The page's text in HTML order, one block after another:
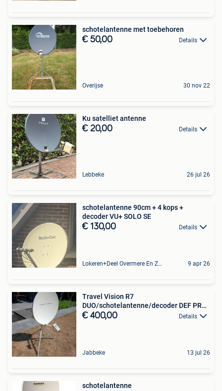
schotelantenne met toebehoren
€ 50,00 Details
Overijse 30 nov 22
Ku satelliet antenne
€ 20,00 Details
Lebbeke 26 jul 26
schotelantenne 90cm + 4 kops +
decoder VU+ SOLO SE
€ 130,00 Details
Lokeren+Deel Overmere En Zele 9 apr 26
Travel Vision R7
DUO/schotelantenne/decoder DEF PRO
S260HD
€ 400,00 Details
Jabbeke 13 jul 26
schotelantenne